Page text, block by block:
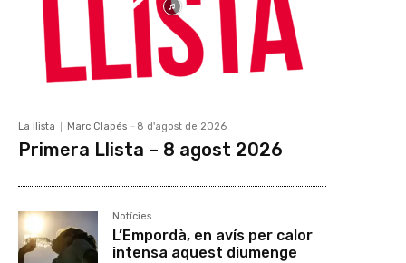
La llista Marc Clapés - 8 d'agost de 2026
Primera Llista – 8 agost 2026
Notícies
L’Empordà, en avís per calor
intensa aquest diumenge